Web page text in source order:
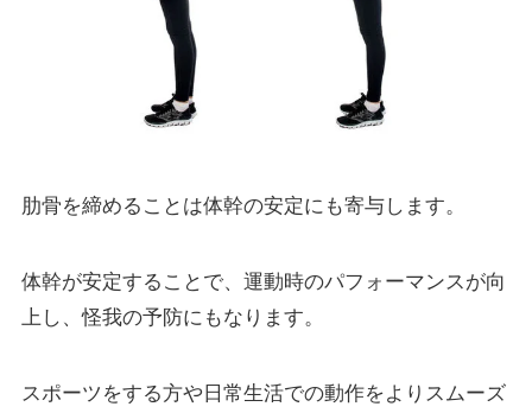
肋骨を締めることは体幹の安定にも寄与します。
体幹が安定することで、運動時のパフォーマンスが向
上し、怪我の予防にもなります。
スポーツをする方や日常生活での動作をよりスムーズ